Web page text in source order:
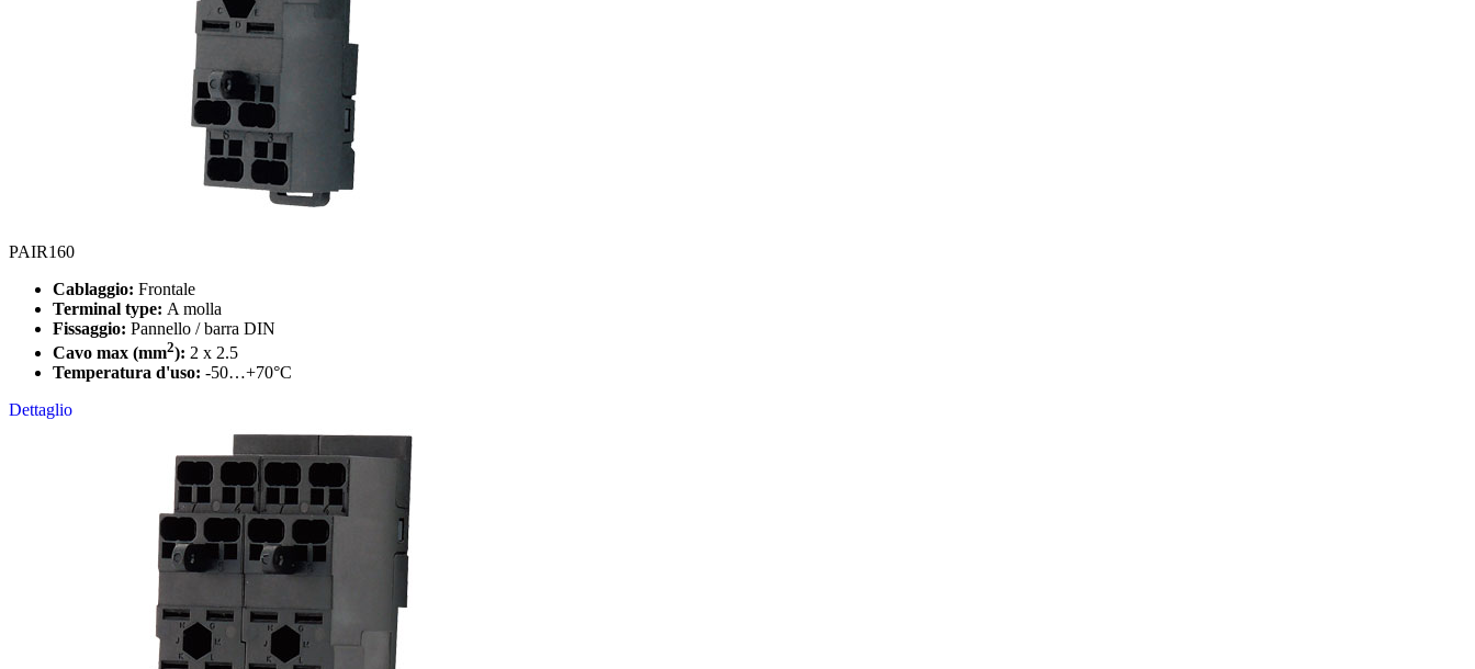
PAIR160
Cablaggio: Frontale
Terminal type: A molla
Fissaggio: Pannello / barra DIN
Cavo max (mm2): 2 x 2.5
Temperatura d'uso: -50…+70°C
Dettaglio